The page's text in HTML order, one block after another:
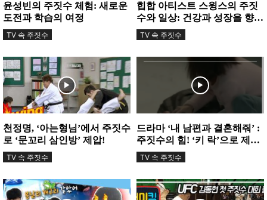
윤성빈의 주짓수 체험: 새로운
도전과 학습의 여정
TV 속 주짓수
힙합 아티스트 스윙스의 주짓
수와 일상: 건강과 성장을 향한
여정
TV 속 주짓수
천정명, ‘아는형님’에서 주짓수
로 ‘문꼬리 삼인방’ 제압!
TV 속 주짓수
드라마 ‘내 남편과 결혼해줘’ :
주짓수의 힘! ‘키 락’으로 제압
하다
TV 속 주짓수